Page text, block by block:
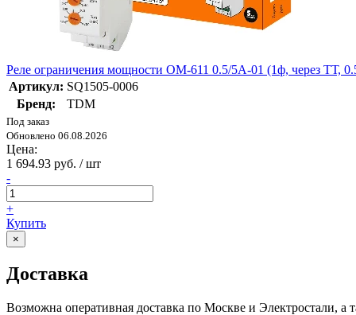
Реле ограничения мощности ОМ-611 0.5/5А-01 (1ф, через ТТ,
Артикул: SQ1505-0006
Бренд:
TDM
Под заказ
Обновлено 06.08.2026
Цена:
1 694.93 руб. / шт
-
+
Купить
×
Доставка
Возможна оперативная доставка по Москве и Электростали,